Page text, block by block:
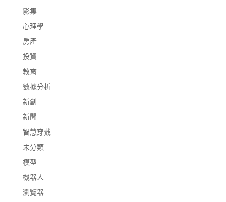
影集
心理學
房產
投資
教育
數據分析
新創
新聞
智慧穿戴
未分類
模型
機器人
瀏覽器